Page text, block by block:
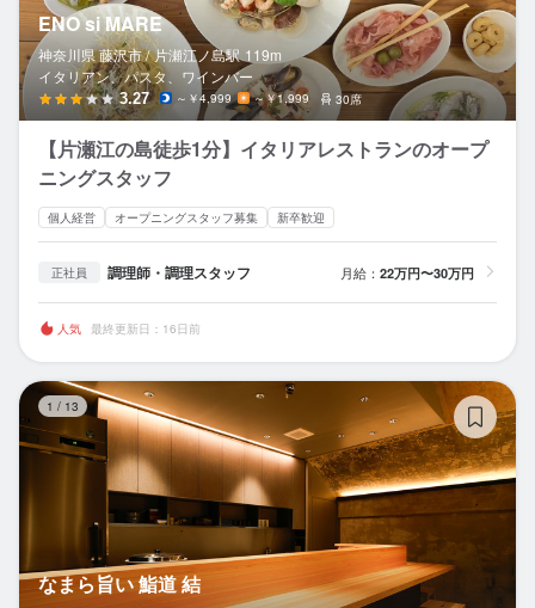
ENO si MARE
神奈川県 藤沢市 / 片瀬江ノ島駅 119m
イタリアン、パスタ、ワインバー
3.27 ～￥4,999 ～￥1,999 30席
【片瀬江の島徒歩1分】イタリアレストランのオープ
ニングスタッフ
個人経営 オープニングスタッフ募集 新卒歓迎
正社員 調理師・調理スタッフ 月給： 22万円〜30万円
人気 最終更新日：16日前
1 / 13
なまら旨い 鮨道 結